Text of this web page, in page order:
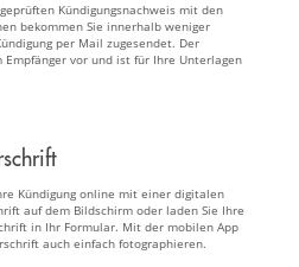
Kündigungsnachweis mit den
bekommen Sie innerhalb weniger
per Mail zugesendet. Der
Empfänger vor und ist für Ihre Unterlagen
Kündigung online mit einer digitalen
auf dem Bildschirm oder laden Sie Ihre
in Ihr Formular. Mit der mobilen App
auch einfach fotographieren.